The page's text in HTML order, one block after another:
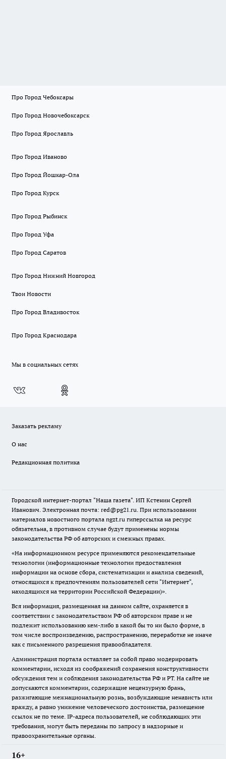
Про Город Чебоксары
Про Город Новочебоксарск
Про Город Ярославль
Про Город Иваново
Про Город Йошкар-Ола
Про Город Курск
Про Город Рыбинск
Про Город Уфа
Про Город Саратов
Про Город Нижний Новгород
Твои Новости
Про Город Владивосток
Про Город Краснодара
Мы в социальных сетях
Заказать рекламу
О нас
Редакционная политика
Городской интернет-портал "Наша газета". ИП Кстенин Сергей
Иванович. Электронная почта: red@pg21.ru. При использовании
материалов новостного портала ngzt.ru гиперссылка на ресурс
обязательна, в противном случае будут применены нормы
законодательства РФ об авторских и смежных правах.
«На информационном ресурсе применяются рекомендательные
технологии (информационные технологии предоставления
информации на основе сбора, систематизации и анализа сведений,
относящихся к предпочтениям пользователей сети "Интернет",
находящихся на территории Российской Федерации)».
Вся информация, размещенная на данном сайте, охраняется в
соответствии с законодательством РФ об авторском праве и не
подлежит использованию кем-либо в какой бы то ни было форме, в
том числе воспроизведению, распространению, переработке не иначе
как с письменного разрешения правообладателя.
Администрация портала оставляет за собой право модерировать
комментарии, исходя из соображений сохранения конструктивности
обсуждения тем и соблюдения законодательства РФ и РТ. На сайте не
допускаются комментарии, содержащие нецензурную брань,
разжигающие межнациональную рознь, возбуждающие ненависть или
вражду, а равно унижение человеческого достоинства, размещение
ссылок не по теме. IP-адреса пользователей, не соблюдающих эти
требования, могут быть переданы по запросу в надзорные и
правоохранительные органы.
16+